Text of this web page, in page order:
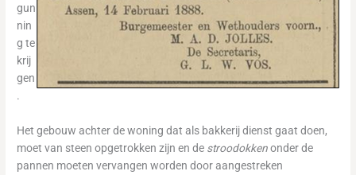
gun
nin
g te
krij
gen
.
Het gebouw achter de woning dat als bakkerij dienst gaat doen,
moet van steen opgetrokken zijn en de stroodokkenonder de
pannen moeten vervangen worden door aangestreken